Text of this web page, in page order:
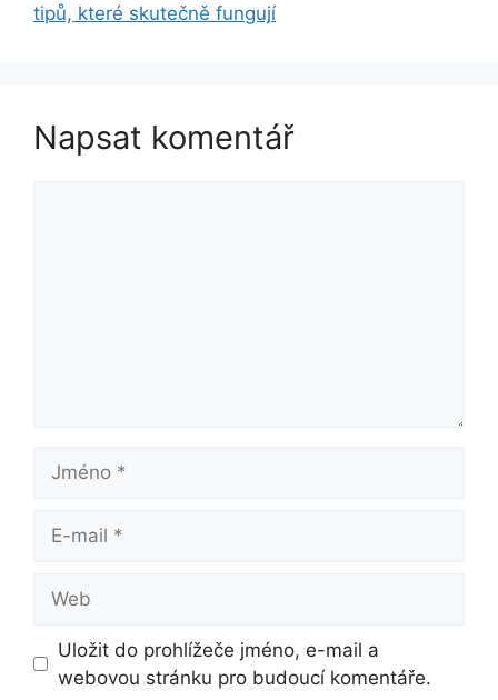
tipů, které skutečně fungují
Napsat komentář
Jméno
mail
Uložit do prohlížeče jméno, e-mail a
webovou stránku pro budoucí komentáře.